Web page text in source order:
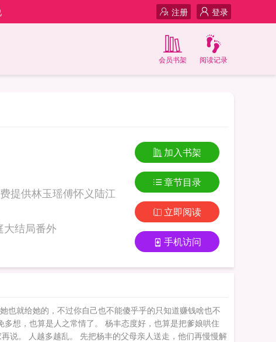
登录
注册
阅读记录
会员书架
提供林玉瑶傅怀义陆江
玉瑶傅怀义陆江庭大结局番外
加入书架
章节目录
立即阅读
手机访问
也就给她的，不过你自己也不能傻乎乎的只知道赚钱啥也不
想，也算是人之常情了。 杨丰态度好，也算是把爹娘哄住
说。 人越多越乱。 先把杨丰的父母亲人送走，他们再慢慢解